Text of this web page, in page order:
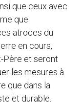
que ceux avec
que
atroces du
en cours,
Père et seront
les mesures à
que dans la
et durable.